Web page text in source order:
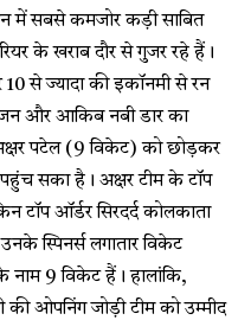
में सबसे कमजोर कड़ी साबित
के खराब दौर से गुजर रहे हैं।
से ज्यादा की इकॉनमी से रन
और आकिब नबी डार का
पटेल (9 विकेट) को छोड़कर
सका है। अक्षर टीम के टॉप
टॉप ऑर्डर सिरदर्द कोलकाता
स्पिनर्स लगातार विकेट
9 विकेट हैं। हालांकि,
ओपनिंग जोड़ी टीम को उम्मीद